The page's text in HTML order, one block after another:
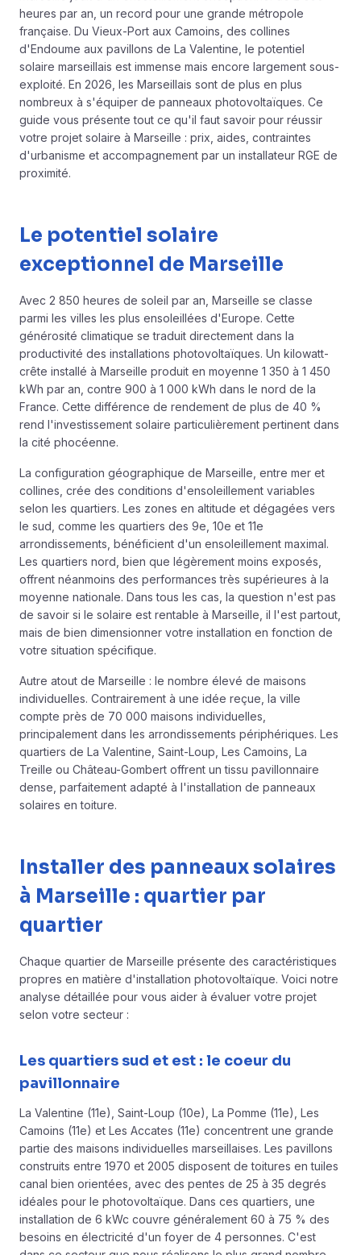
heures par an, un record pour une grande métropole
française. Du Vieux-Port aux Camoins, des collines
d'Endoume aux pavillons de La Valentine, le potentiel
solaire marseillais est immense mais encore largement sous-
exploité. En 2026, les Marseillais sont de plus en plus
nombreux à s'équiper de panneaux photovoltaïques. Ce
guide vous présente tout ce qu'il faut savoir pour réussir
votre projet solaire à Marseille : prix, aides, contraintes
d'urbanisme et accompagnement par un installateur RGE de
proximité.
Le potentiel solaire
exceptionnel de Marseille
Avec 2 850 heures de soleil par an, Marseille se classe
parmi les villes les plus ensoleillées d'Europe. Cette
générosité climatique se traduit directement dans la
productivité des installations photovoltaïques. Un kilowatt-
crête installé à Marseille produit en moyenne 1 350 à 1 450
kWh par an, contre 900 à 1 000 kWh dans le nord de la
France. Cette différence de rendement de plus de 40 %
rend l'investissement solaire particulièrement pertinent dans
la cité phocéenne.
La configuration géographique de Marseille, entre mer et
collines, crée des conditions d'ensoleillement variables
selon les quartiers. Les zones en altitude et dégagées vers
le sud, comme les quartiers des 9e, 10e et 11e
arrondissements, bénéficient d'un ensoleillement maximal.
Les quartiers nord, bien que légèrement moins exposés,
offrent néanmoins des performances très supérieures à la
moyenne nationale. Dans tous les cas, la question n'est pas
de savoir si le solaire est rentable à Marseille, il l'est partout,
mais de bien dimensionner votre installation en fonction de
votre situation spécifique.
Autre atout de Marseille : le nombre élevé de maisons
individuelles. Contrairement à une idée reçue, la ville
compte près de 70 000 maisons individuelles,
principalement dans les arrondissements périphériques. Les
quartiers de La Valentine, Saint-Loup, Les Camoins, La
Treille ou Château-Gombert offrent un tissu pavillonnaire
dense, parfaitement adapté à l'installation de panneaux
solaires en toiture.
Installer des panneaux solaires
à Marseille : quartier par
quartier
Chaque quartier de Marseille présente des caractéristiques
propres en matière d'installation photovoltaïque. Voici notre
analyse détaillée pour vous aider à évaluer votre projet
selon votre secteur :
Les quartiers sud et est : le coeur du
pavillonnaire
La Valentine (11e), Saint-Loup (10e), La Pomme (11e), Les
Camoins (11e) et Les Accates (11e) concentrent une grande
partie des maisons individuelles marseillaises. Les pavillons
construits entre 1970 et 2005 disposent de toitures en tuiles
canal bien orientées, avec des pentes de 25 à 35 degrés
idéales pour le photovoltaïque. Dans ces quartiers, une
installation de 6 kWc couvre généralement 60 à 75 % des
besoins en électricité d'un foyer de 4 personnes. C'est